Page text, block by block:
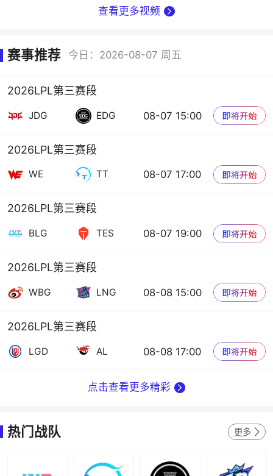
查看更多视频
赛事推荐 今日：2026-08-07 周五
2026LPL第三赛段
JDG EDG 08-07 15:00
2026LPL第三赛段
WE TT 08-07 17:00
2026LPL第三赛段
BLG TES 08-07 19:00
2026LPL第三赛段
WBG LNG 08-08 15:00
2026LPL第三赛段
LGD AL 08-08 17:00
点击查看更多精彩
热门战队 更多